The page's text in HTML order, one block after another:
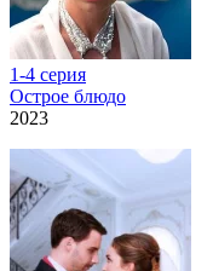
1-4 серия
Острое блюдо
2023